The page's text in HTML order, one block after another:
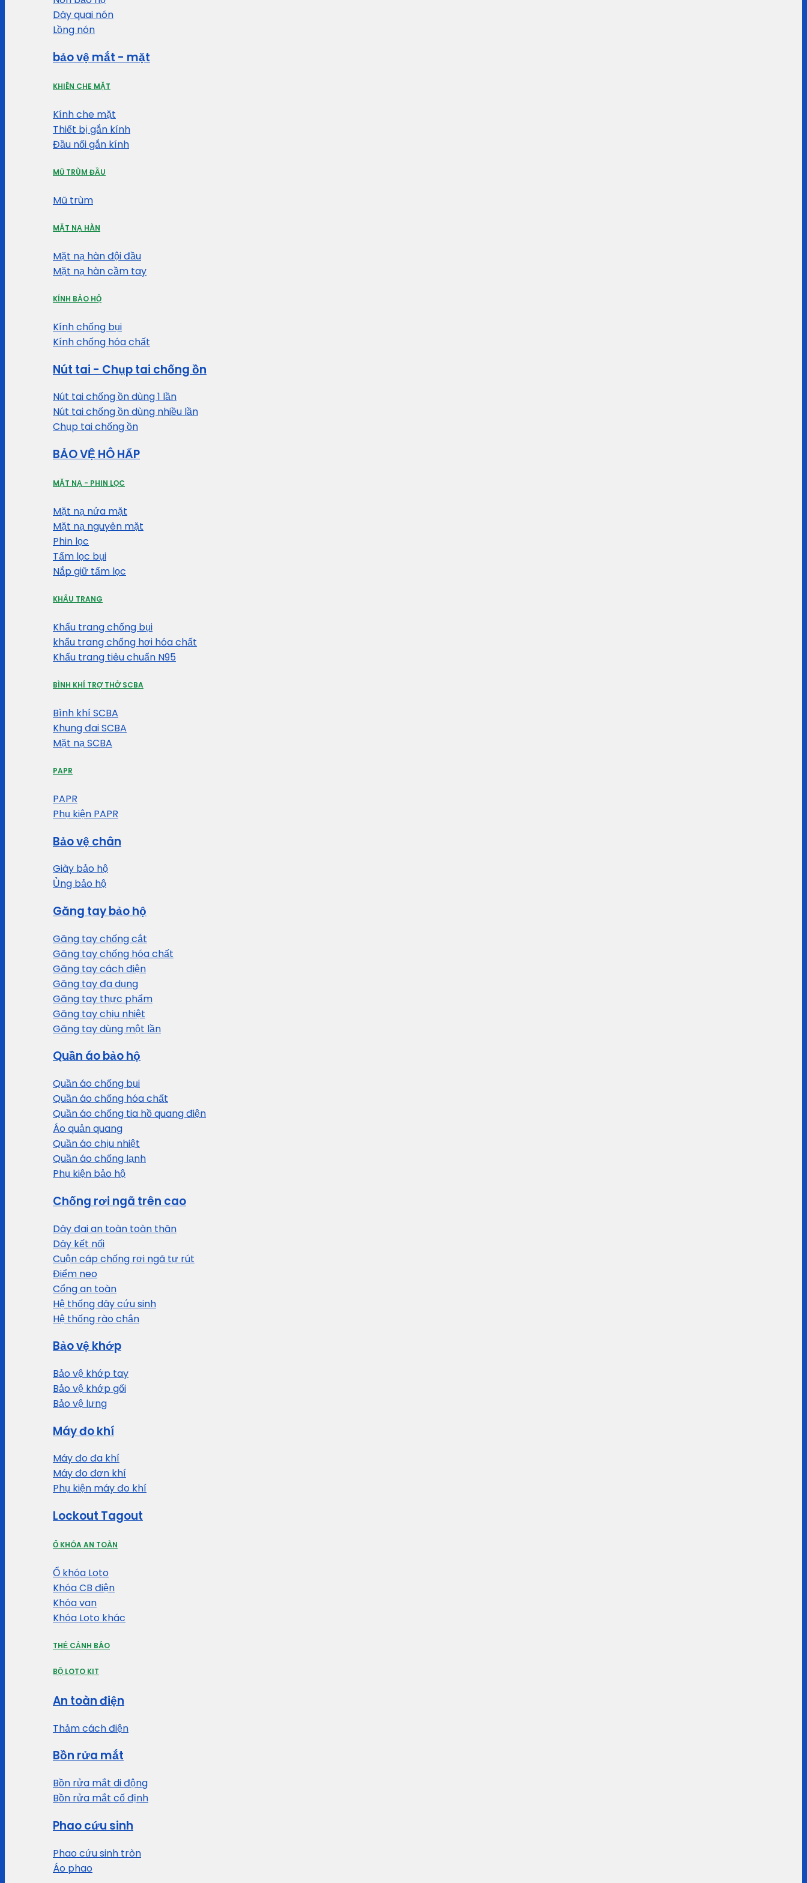
Dây quai nón
Lồng nón
bảo vệ mắt - mặt
KHIÊN CHE MẶT
Kính che mặt
Thiết bị gắn kính
Đầu nối gắn kính
MŨ TRÙM ĐẦU
Mũ trùm
MẶT NẠ HÀN
Mặt nạ hàn đội đầu
Mặt nạ hàn cầm tay
KÍNH BẢO HỘ
Kính chống bụi
Kính chống hóa chất
Nút tai - Chụp tai chống ồn
Nút tai chống ồn dùng 1 lần
Nút tai chống ồn dùng nhiều lần
Chụp tai chống ồn
BẢO VỆ HÔ HẤP
MẶT NẠ - PHIN LỌC
Mặt nạ nửa mặt
Mặt nạ nguyên mặt
Phin lọc
Tấm lọc bụi
Nắp giữ tấm lọc
KHẨU TRANG
Khẩu trang chống bụi
khẩu trang chống hơi hóa chất
Khẩu trang tiêu chuẩn N95
BÌNH KHÍ TRỢ THỞ SCBA
Bình khí SCBA
Khung đai SCBA
Mặt nạ SCBA
PAPR
PAPR
Phụ kiện PAPR
Bảo vệ chân
Giày bảo hộ
Ủng bảo hộ
Găng tay bảo hộ
Găng tay chống cắt
Găng tay chống hóa chất
Găng tay cách điện
Găng tay đa dụng
Găng tay thực phẩm
Găng tay chịu nhiệt
Găng tay dùng một lần
Quần áo bảo hộ
Quần áo chống bụi
Quần áo chống hóa chất
Quần áo chống tia hồ quang điện
Áo quản quang
Quần áo chịu nhiệt
Quần áo chống lạnh
Phụ kiện bảo hộ
Chống rơi ngã trên cao
Dây đai an toàn toàn thân
Dây kết nối
Cuộn cáp chống rơi ngã tự rút
Điểm neo
Cổng an toàn
Hệ thống dây cứu sinh
Hệ thống rào chắn
Bảo vệ khớp
Bảo vệ khớp tay
Bảo vệ khớp gối
Bảo vệ lưng
Máy đo khí
Máy đo đa khí
Máy đo đơn khí
Phụ kiện máy đo khí
Lockout Tagout
Ổ KHÓA AN TOÀN
Ổ khóa Loto
Khóa CB điện
Khóa van
Khóa Loto khác
THẺ CẢNH BÁO
BỘ LOTO KIT
An toàn điện
Thảm cách điện
Bồn rửa mắt
Bồn rửa mắt di động
Bồn rửa mắt cố định
Phao cứu sinh
Phao cứu sinh tròn
Áo phao